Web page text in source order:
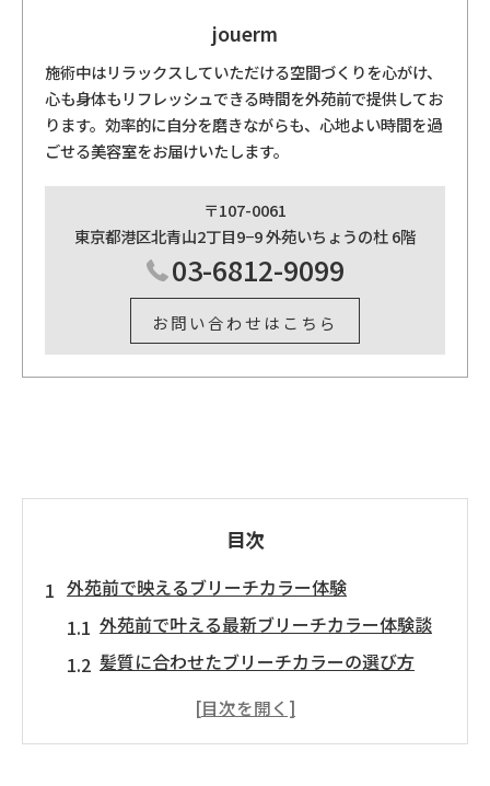
jouerm
施術中はリラックスしていただける空間づくりを心がけ、
心も身体もリフレッシュできる時間を外苑前で提供してお
ります。効率的に自分を磨きながらも、心地よい時間を過
ごせる美容室をお届けいたします。
〒107-0061
東京都港区北青山2丁目9−9 外苑いちょうの杜 6階
03-6812-9099
お問い合わせはこちら
目次
外苑前で映えるブリーチカラー体験
外苑前で叶える最新ブリーチカラー体験談
髪質に合わせたブリーチカラーの選び方
ブリーチカラーが引き立つ外苑前美容室の